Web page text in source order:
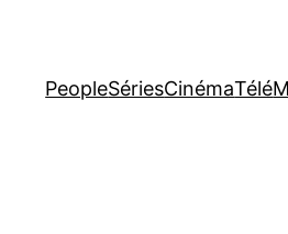
PeopleSériesCinémaTélé